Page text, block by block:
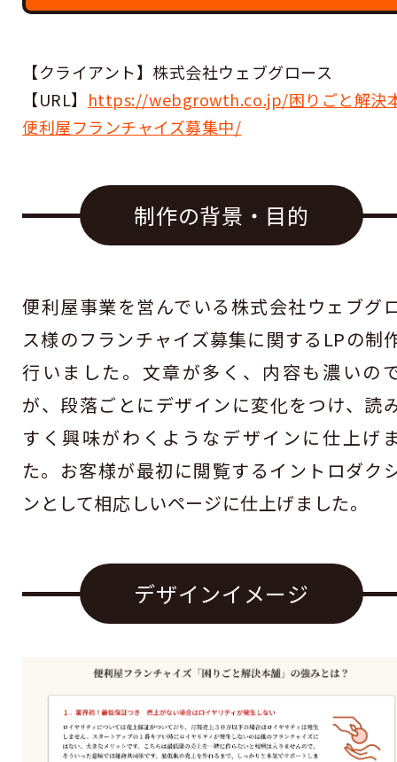
【クライアント】株式会社ウェブグロース
【URL】 https://webgrowth.co.jp/困りごと解決
便利屋フランチャイズ募集中/
制作の背景・目的
便利屋事業を営んでいる株式会社ウェブグ
ス様のフランチャイズ募集に関するLPの制
行いました。文章が多く、内容も濃いの
が、段落ごとにデザインに変化をつけ、読
すく興味がわくようなデザインに仕上げ
た。お客様が最初に閲覧するイントロダク
ンとして相応しいページに仕上げました。
デザインイメージ